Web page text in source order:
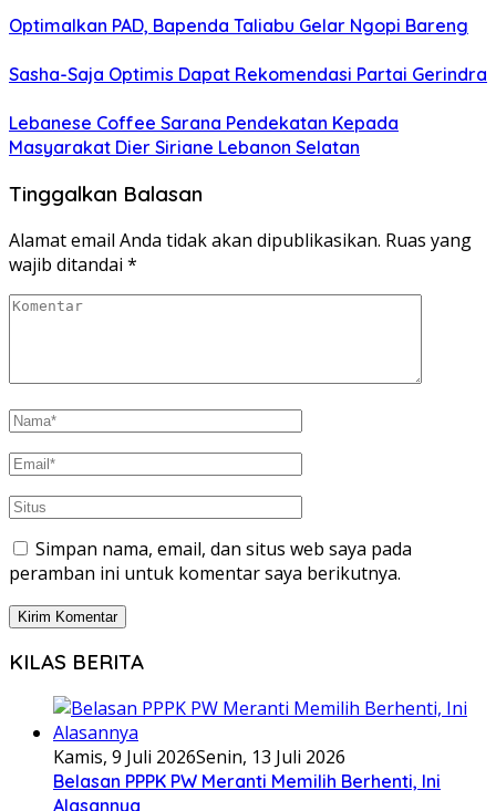
Optimalkan PAD, Bapenda Taliabu Gelar Ngopi Bareng
Sasha-Saja Optimis Dapat Rekomendasi Partai Gerindra
Lebanese Coffee Sarana Pendekatan Kepada
Masyarakat Dier Siriane Lebanon Selatan
Tinggalkan Balasan
Alamat email Anda tidak akan dipublikasikan. Ruas yang
wajib ditandai *
Simpan nama, email, dan situs web saya pada
peramban ini untuk komentar saya berikutnya.
KILAS BERITA
Kamis, 9 Juli 2026Senin, 13 Juli 2026
Belasan PPPK PW Meranti Memilih Berhenti, Ini
Alasannya